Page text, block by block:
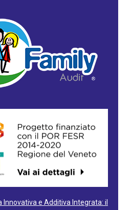
Innovativa e Additiva Integrata: il